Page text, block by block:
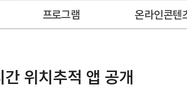
프로그램 온라인콘텐
간 위치추적 앱 공개